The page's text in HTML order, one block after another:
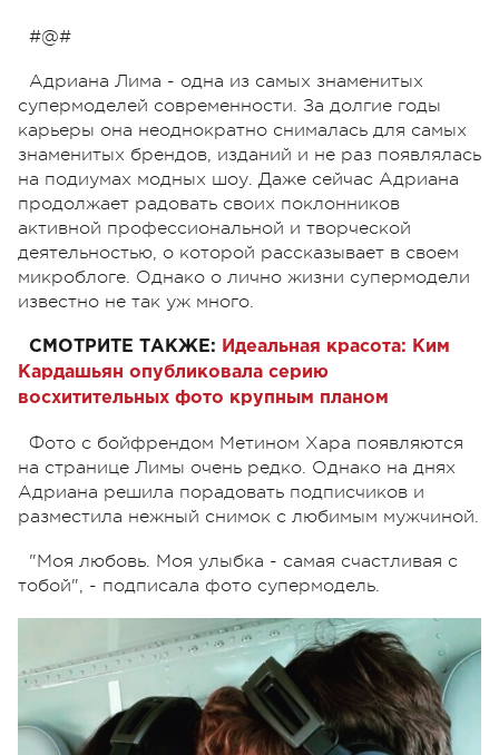
#@#
Адриана Лима - одна из самых знаменитых
супермоделей современности. За долгие годы
карьеры она неоднократно снималась для самых
знаменитых брендов, изданий и не раз появлялась
на подиумах модных шоу. Даже сейчас Адриана
продолжает радовать своих поклонников
активной профессиональной и творческой
деятельностью, о которой рассказывает в своем
микроблоге. Однако о лично жизни супермодели
известно не так уж много.
СМОТРИТЕ ТАКЖЕ: Идеальная красота: Ким
Кардашьян опубликовала серию
восхитительных фото крупным планом
Фото с бойфрендом Метином Хара появляются
на странице Лимы очень редко. Однако на днях
Адриана решила порадовать подписчиков и
разместила нежный снимок с любимым мужчиной.
"Моя любовь. Моя улыбка - самая счастливая с
тобой", - подписала фото супермодель.